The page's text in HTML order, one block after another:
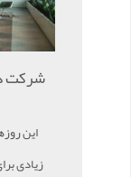
شرکت
این
زیادی